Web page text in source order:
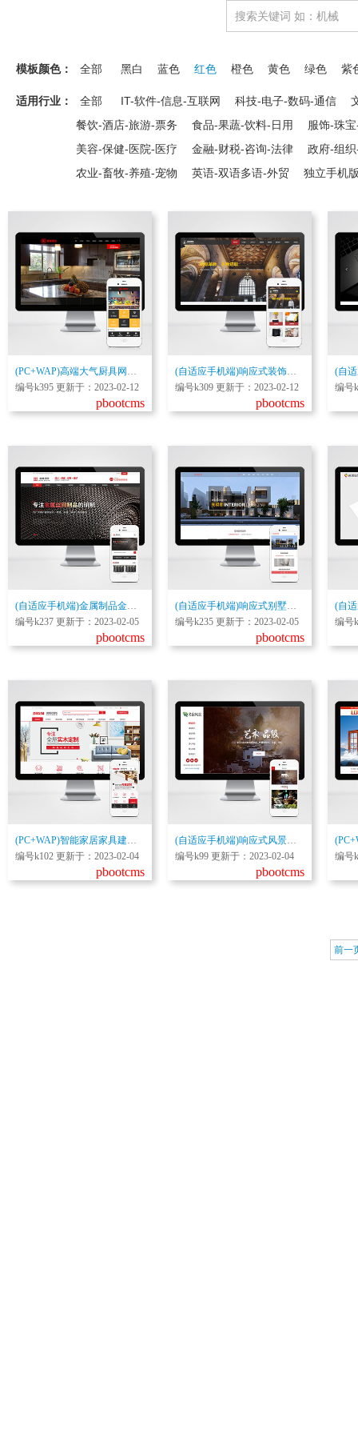
模板颜色： 全部 黑白 蓝色 红色 橙色 黄色 绿色 紫
适用行业： 全部 IT-软件-信息-互联网 科技-电子-数码-通信
餐饮-酒店-旅游-票务
食品-果蔬-饮料-日用
服饰-珠
美容-保健-医院-医疗
金融-财税-咨询-法律
政府-组
农业-畜牧-养殖-宠物
英语-双语多语-外贸 独立手机
(PC+WAP)高端大气厨具网站pbootcms模板 橱柜设计网站源码下载
编号k395 更新于：2023-02-12
pbootcms
(自适应手机端)响应式装饰工程类网站pbootcms模板 html5装饰装潢公司网站源码下载
编号k309 更新于：2023-02-12
pbootcms
编号
(自适应手机端)金属制品金属网滤网筛网pbootcms网站模板 黑色风格金属制造类企业网站源码下载
编号k237 更新于：2023-02-05
pbootcms
(自适应手机端)响应式别墅办公家庭装修装饰设计类pbootcms模板 装潢公司网站源码下载
编号k235 更新于：2023-02-05
pbootcms
编号
(PC+WAP)智能家居家具建材pbootcms网站模板 红色家装设计定制网站源码下载
编号k102 更新于：2023-02-04
pbootcms
(自适应手机端)响应式风景民宿pbootcms网站模板 大气全屏旅游景区网站源码下载
编号k99 更新于：2023-02-04
pbootcms
编号
前一